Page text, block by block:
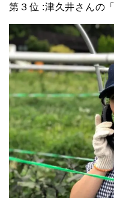
第３位 :津久井さんの